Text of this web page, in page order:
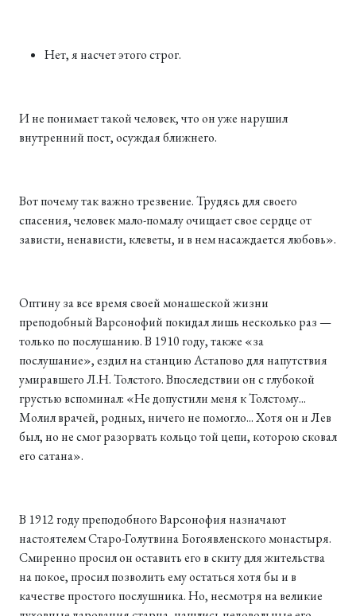
Нет, я насчет этого строг.
И не понимает такой человек, что он уже нарушил
внутренний пост, осуждая ближнего.
Вот почему так важно трезвение. Трудясь для своего
спасения, человек мало-помалу очищает свое сердце от
зависти, ненависти, клеветы, и в нем насаждается любовь».
Оптину за все время своей монашеской жизни
преподобный Варсонофий покидал лишь несколько раз —
только по послушанию. В 1910 году, также «за
послушание», ездил на станцию Астапово для напутствия
умиравшего Л.Н. Толстого. Впоследствии он с глубокой
грустью вспоминал: «Не допустили меня к Толстому...
Молил врачей, родных, ничего не помогло... Хотя он и Лев
был, но не смог разорвать кольцо той цепи, которою сковал
его сатана».
В 1912 году преподобного Варсонофия назначают
настоятелем Старо-Голутвина Богоявленского монастыря.
Смиренно просил он оставить его в скиту для жительства
на покое, просил позволить ему остаться хотя бы и в
качестве простого послушника. Но, несмотря на великие